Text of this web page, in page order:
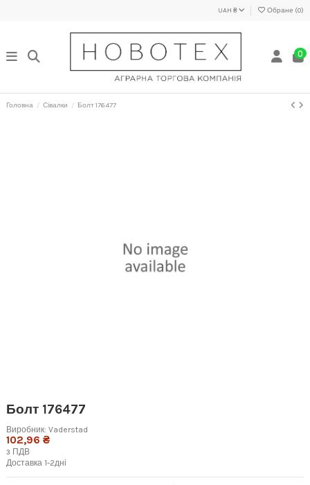
UAH ₴ Обране (0)
0
Головна Сівалки Болт 176477
Болт 176477
Виробник: Vaderstad
102,96 ₴
з ПДВ
Доставка 1-2дні